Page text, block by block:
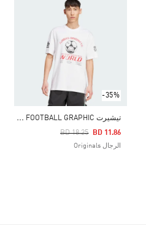
-35%
ت
يشيرت 90S FOOTBALL GRAPHIC
Price Reduced From
BD 18.25
To BD 11.86
الرجال Originals